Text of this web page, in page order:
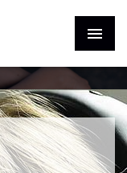
ANTJE THIELE
STIMME
SCHAUSPIEL
KONTAKT